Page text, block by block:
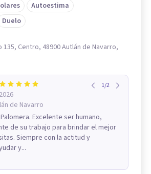
Autoestima
Duelo
135, Centro, 48900 Autlán de Navarro,
de Navarro
1/2
Excelente ser humano,
de su trabajo para brindar el mejor
Siempre con la actitud y
y...